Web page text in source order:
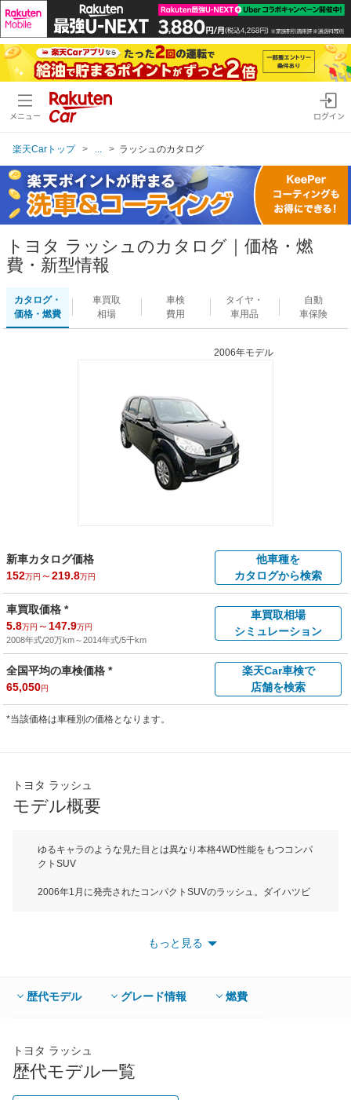
メニュー ログイン
楽天Carトップ ラッシュのカタログ
トヨタ ラッシュのカタログ｜価格・燃
費・新型情報
カタログ・
価格・燃費
車買取
相場
車検
費用
タイヤ・
車用品
自動
車保険
2006年モデル
新車カタログ価格
152万円 ～219.8万円
他車種を
カタログから検索
車買取価格 *
5.8万円 ～ 147.9万円
2008年式/20万km～2014年式/5千km
車買取相場
シミュレーション
全国平均の車検価格 *
65,050円
楽天Car車検で
店舗を検索
*当該価格は車種別の価格となります。
トヨタ ラッシュ
モデル概要
ゆるキャラのような見た目とは異なり本格4WD性能をもつコンパ
クトSUV
2006年1月に発売されたコンパクトSUVのラッシュ。ダイハツビ
らに実用性が向上した。エンジンは1.5L直４の１種類で縦置きに
した本格的な車両であることに気づかされる。全グレードでミッ
ションは5MT/4AT、そして駆動方式2WD（FR！）/4WDを選ぶこ
は本格的なセンターデフロック機構付フルタイム4WDシステムを
採用。センターデフの切換はインパネのスイッチで簡単に行え
る。また、このクルマの５MT車は欧州仕様をそのまま導入して
もっと見る
歴代モデル グレード情報 燃費
トヨタ ラッシュ
歴代モデル一覧